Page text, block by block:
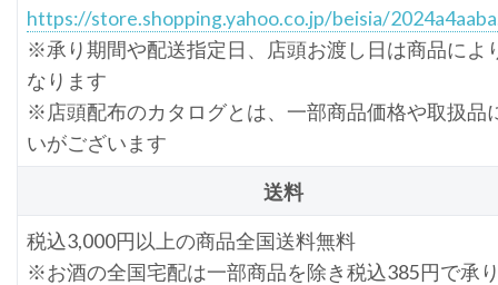
https://store.shopping.yahoo.co.jp/beisia/
※承り期間や配送指定日、店頭お渡し日は商品によ
なります
※店頭配布のカタログとは、一部商品価格や取扱品
いがございます
送料
税込3,000円以上の商品全国送料無料
※お酒の全国宅配は一部商品を除き税込385円で承